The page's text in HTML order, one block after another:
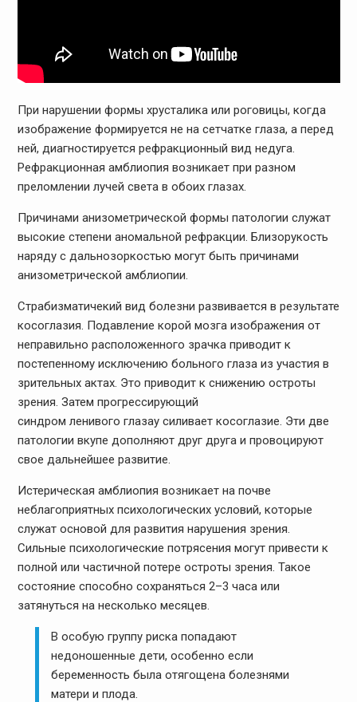
При нарушении формы хрусталика или роговицы, когда
изображение формируется не на сетчатке глаза, а перед
ней, диагностируется рефракционный вид недуга.
Рефракционная амблиопия возникает при разном
преломлении лучей света в обоих глазах.
Причинами анизометрической формы патологии служат
высокие степени аномальной рефракции. Близорукость
наряду с дальнозоркостью могут быть причинами
анизометрической амблиопии.
Страбизматичекий вид болезни развивается в результате
косоглазия. Подавление корой мозга изображения от
неправильно расположенного зрачка приводит к
постепенному исключению больного глаза из участия в
зрительных актах. Это приводит к снижению остроты
зрения. Затем прогрессирующий
синдром ленивого глазау силивает косоглазие. Эти две
патологии вкупе дополняют друг друга и провоцируют
свое дальнейшее развитие.
Истерическая амблиопия возникает на почве
неблагоприятных психологических условий, которые
служат основой для развития нарушения зрения.
Сильные психологические потрясения могут привести к
полной или частичной потере остроты зрения. Такое
состояние способно сохраняться 2–3 часа или
затянуться на несколько месяцев.
В особую группу риска попадают
недоношенные дети, особенно если
беременность была отягощена болезнями
матери и плода.